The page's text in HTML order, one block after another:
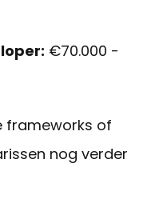
€70.000 -
frameworks of
nog verder